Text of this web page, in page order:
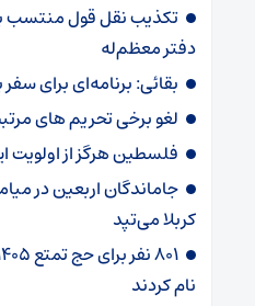
تکذیب نقل قول منتسب
دفتر معظم‌له
بقائی: برنامه‌ای برای
لغو برخی تحریم های
فلسطین هرگز از اولویت
جاماندگان اربعین در
کربلا می‌تپد
نام کردند